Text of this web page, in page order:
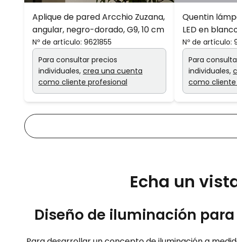
Aplique de pared Arcchio Zuzana,
angular, negro-dorado, G9, 10 cm
Nº de artículo: 9621855
Para consultar precios
individuales, crea una cuenta
como cliente profesional
Quentin
LED en
Nº de artículo:
Para
individuales,
como
Echa un
Diseño de iluminación